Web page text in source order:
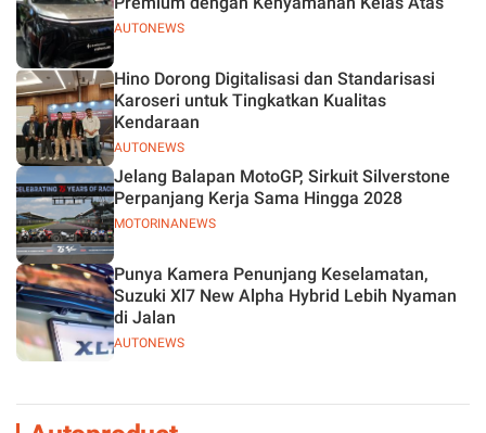
AUTONEWS
AUTONEWS
Hino Dorong Digitalisasi dan Standarisasi
Karoseri untuk Tingkatkan Kualitas
Kendaraan
MOTORINANEWS
Jelang Balapan MotoGP, Sirkuit Silverstone
Perpanjang Kerja Sama Hingga 2028
AUTONEWS
Punya Kamera Penunjang Keselamatan,
Suzuki Xl7 New Alpha Hybrid Lebih Nyaman
di Jalan